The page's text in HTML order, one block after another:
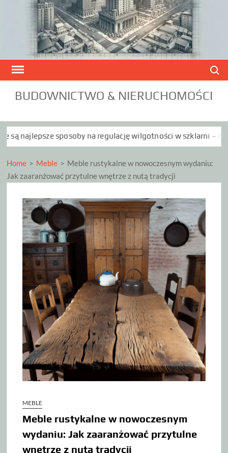
BUDOWNICTWO & NIERUCHOMOŚCI
na regulację wilgotności w szklarni – kompleksowy
Home > Meble > Meble rustykalne w nowoczesnym wydaniu:
Jak zaaranżować przytulne wnętrze z nutą tradycji
MEBLE
Meble rustykalne w nowoczesnym
wydaniu: Jak zaaranżować przytulne
wnętrze z nutą tradycji